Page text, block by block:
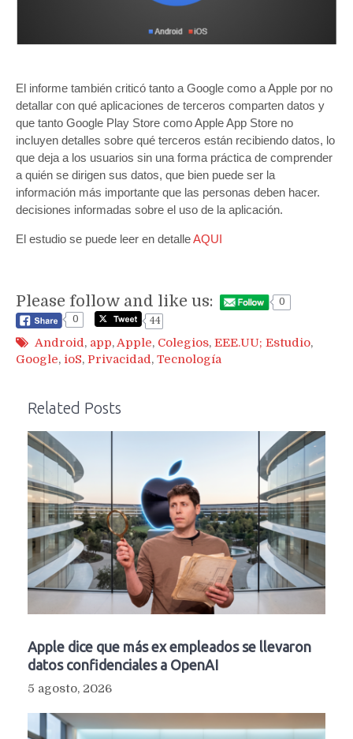
El informe también criticó tanto a Google como a Apple por no
detallar con qué aplicaciones de terceros comparten datos y
que tanto Google Play Store como Apple App Store no
incluyen detalles sobre qué terceros están recibiendo datos, lo
que deja a los usuarios sin una forma práctica de comprender
a quién se dirigen sus datos, que bien puede ser la
información más importante que las personas deben hacer.
decisiones informadas sobre el uso de la aplicación.
El estudio se puede leer en detalleAQUI
Please follow and like us:
0
0
44
Android, app,Apple, Colegios, EEE.UU; Estudio,
Google, ioS, Privacidad, Tecnología
Related Posts
Apple dice que más ex empleados se llevaron
datos confidenciales a OpenAI
5 agosto, 2026